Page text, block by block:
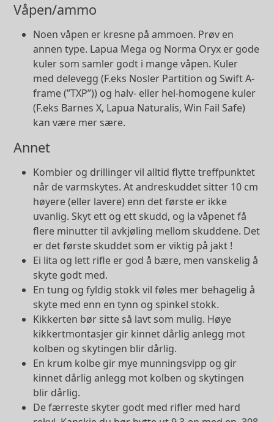
Våpen/ammo
Noen våpen er kresne på ammoen. Prøv en
annen type. Lapua Mega og Norma Oryx er gode
kuler som samler godt i mange våpen. Kuler
med delevegg (F.eks Nosler Partition og Swift A-
frame (”TXP”)) og halv- eller hel-homogene kuler
(F.eks Barnes X, Lapua Naturalis, Win Fail Safe)
kan være mer sære.
Annet
Kombier og drillinger vil alltid flytte treffpunktet
når de varmskytes. At andreskuddet sitter 10 cm
høyere (eller lavere) enn det første er ikke
uvanlig. Skyt ett og ett skudd, og la våpenet få
flere minutter til avkjøling mellom skuddene. Det
er det første skuddet som er viktig på jakt !
Ei lita og lett rifle er god å bære, men vanskelig å
skyte godt med.
En tung og fyldig stokk vil føles mer behagelig å
skyte med enn en tynn og spinkel stokk.
Kikkerten bør sitte så lavt som mulig. Høye
kikkertmontasjer gir kinnet dårlig anlegg mot
kolben og skytingen blir dårlig.
En krum kolbe gir mye munningsvipp og gir
kinnet dårlig anlegg mot kolben og skytingen
blir dårlig.
De færreste skyter godt med rifler med hard